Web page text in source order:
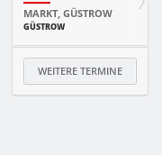
MARKT, GÜSTROW
GÜSTROW
WEITERE TERMINE